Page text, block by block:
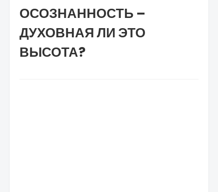
ОСОЗНАННОСТЬ –
ДУХОВНАЯ ЛИ ЭТО
ВЫСОТА?